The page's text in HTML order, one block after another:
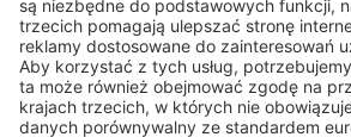
Tel: +48 (22 314 75 40)
Kontakt